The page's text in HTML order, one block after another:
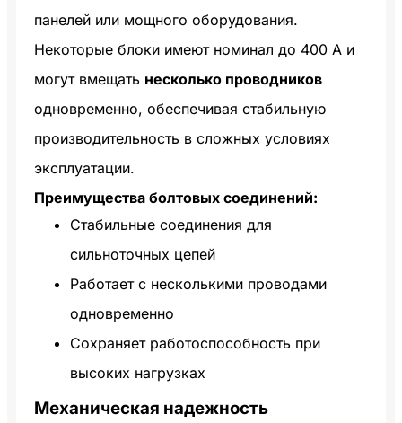
панелей или мощного оборудования.
Некоторые блоки имеют номинал до 400 А и
могут вмещать несколько проводников
одновременно, обеспечивая стабильную
производительность в сложных условиях
эксплуатации.
Преимущества болтовых соединений:
Стабильные соединения для
сильноточных цепей
Работает с несколькими проводами
одновременно
Сохраняет работоспособность при
высоких нагрузках
Механическая надежность